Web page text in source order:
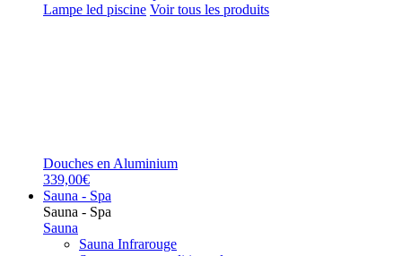
Lampe led piscine Voir tous les produits
Douches en Aluminium
339,00€
Sauna - Spa
Sauna - Spa
Sauna
Sauna Infrarouge